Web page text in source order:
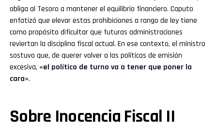
obliga al Tesoro a mantener el equilibrio financiero. Caputo
enfatizó que elevar estas prohibiciones a rango de ley tiene
como propósito dificultar que futuras administraciones
reviertan la disciplina fiscal actual. En ese contexto, el ministro
sostuvo que, de querer volver a las políticas de emisión
excesiva, «el político de turno va a tener que poner la
cara».
Sobre Inocencia Fiscal II